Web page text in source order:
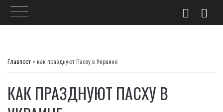
Главпост > как празднуют Пасху в Украине
КАК ПРАЗДНУЮТ ПАСХУ В